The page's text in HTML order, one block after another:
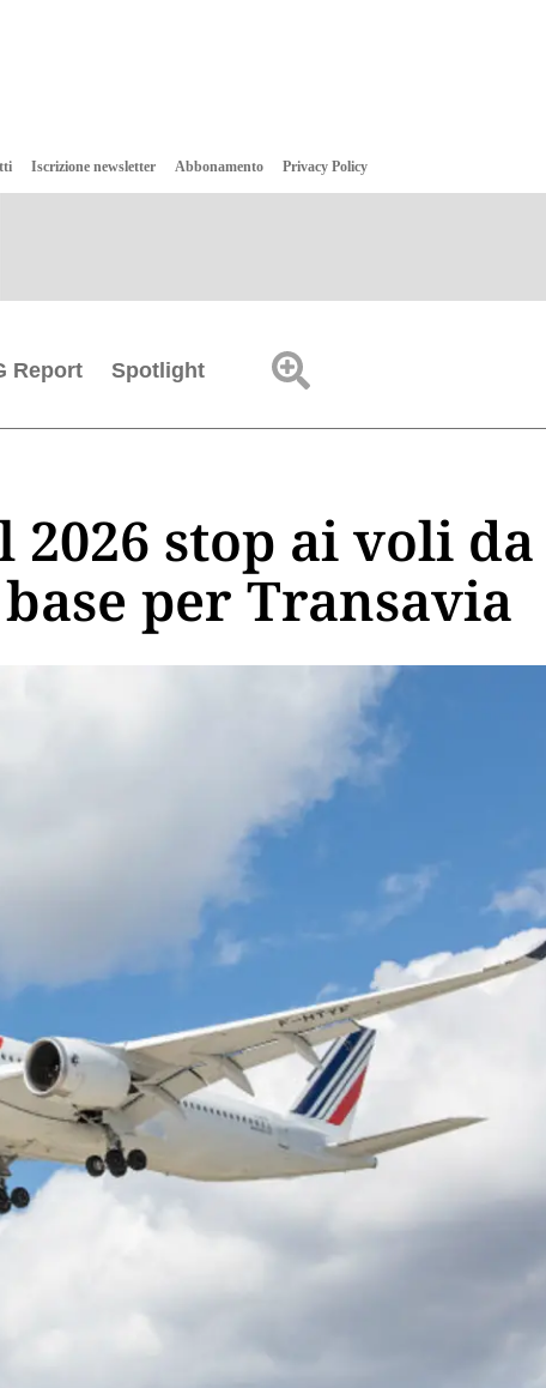
Iscrizione newsletter Abbonamento Privacy Policy
Report Spotlight
stop ai voli da
per Transavia